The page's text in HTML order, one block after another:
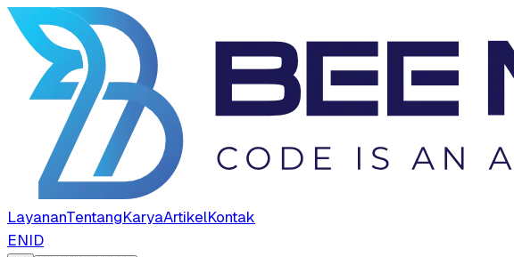
LayananTentangKaryaArtikelKontak
ENID